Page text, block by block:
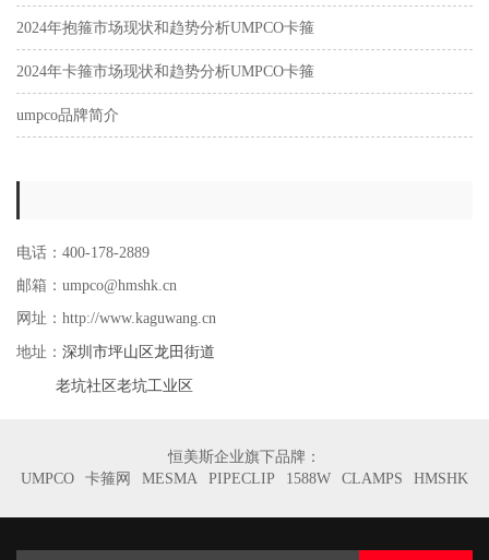
2024年抱箍市场现状和趋势分析UMPCO卡箍
2024年卡箍市场现状和趋势分析UMPCO卡箍
umpco品牌简介
电话：400-178-2889
邮箱：umpco@hmshk.cn
网址：http://www.kaguwang.cn
地址： 深圳市坪山区龙田街道
老坑社区老坑工业区
恒美斯企业旗下品牌：
UMPCO
卡箍网 MESMA PIPECLIP 1588W CLAMPS HMSHK